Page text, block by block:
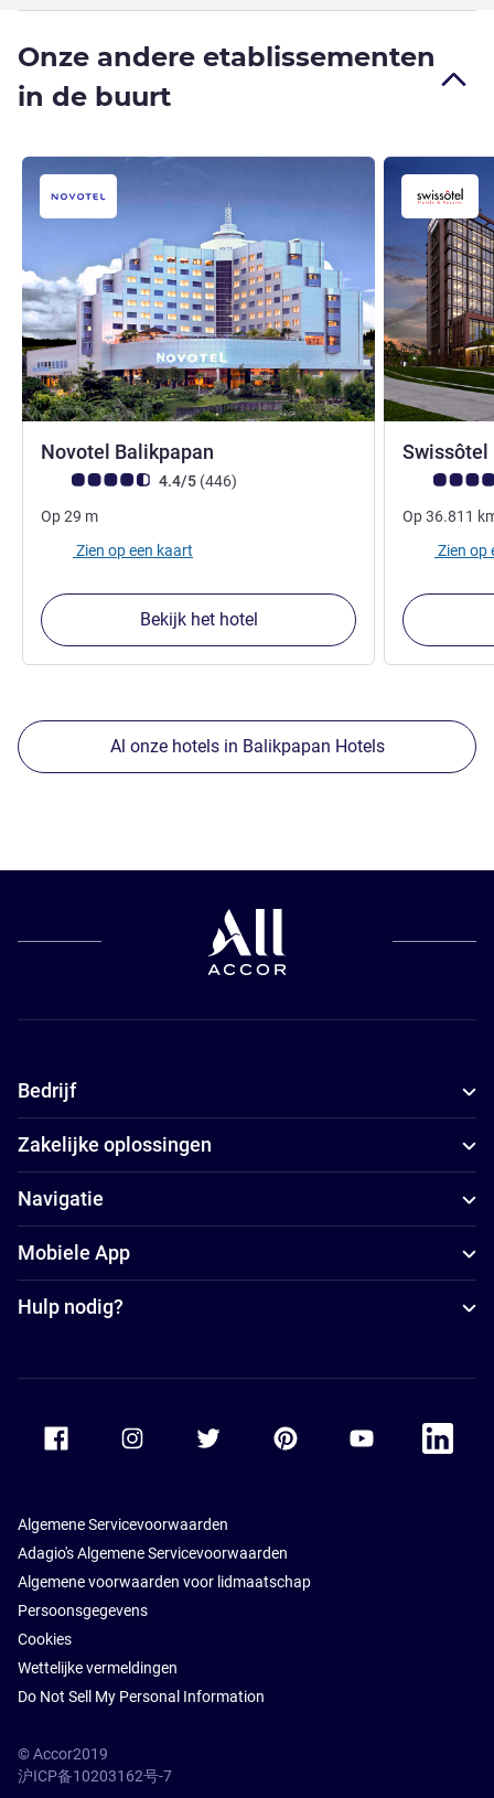
Onze andere etablissementen
in de buurt
Novotel Balikpapan
Avis-klantbeoordeling (ALL beoordeling)
4.4/5 (446beoordelingen
)
Op29 m
Zien op een kaart
Bekijk het hotel
Avis-
Op36.811
Zien op
Al onze hotels in Balikpapan Hotels
Bedrijf
Zakelijke oplossingen
Navigatie
Mobiele App
Hulp nodig?
Accor Facebook Accor TwitterAccor PinterestAccor Youtube
Accor
Algemene Servicevoorwaarden
Adagio's Algemene Servicevoorwaarden
Algemene voorwaarden voor lidmaatschap
Persoonsgegevens
Cookies
Wettelijke vermeldingen
Do Not Sell My Personal Information
© Accor2019
沪ICP备10203162号-7